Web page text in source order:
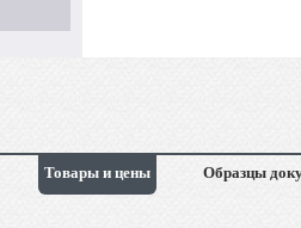
Товары и цены Образцы